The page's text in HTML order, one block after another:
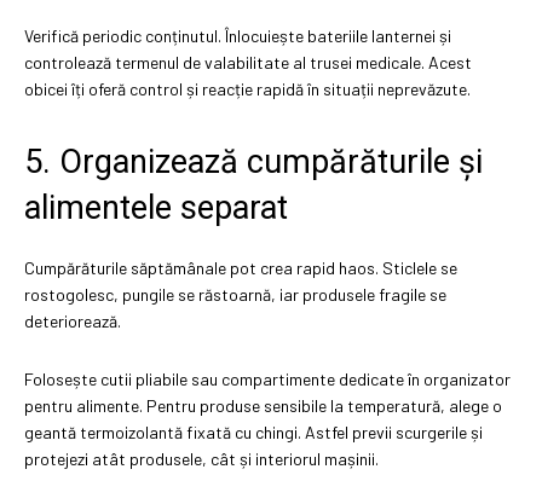
Verifică periodic conținutul. Înlocuiește bateriile lanternei și
controlează termenul de valabilitate al trusei medicale. Acest
obicei îți oferă control și reacție rapidă în situații neprevăzute.
5. Organizează cumpărăturile și
alimentele separat
Cumpărăturile săptămânale pot crea rapid haos. Sticlele se
rostogolesc, pungile se răstoarnă, iar produsele fragile se
deteriorează.
Folosește cutii pliabile sau compartimente dedicate în organizator
pentru alimente. Pentru produse sensibile la temperatură, alege o
geantă termoizolantă fixată cu chingi. Astfel previi scurgerile și
protejezi atât produsele, cât și interiorul mașinii.